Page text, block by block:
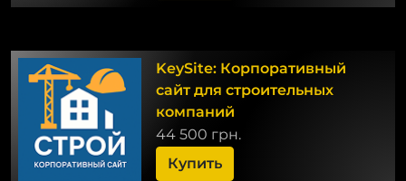
KeySite: Корпоративный
сайт для строительных
компаний
44 500 грн.
Купить